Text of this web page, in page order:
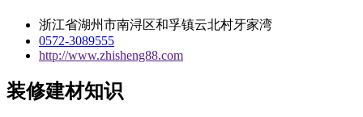
浙江省湖州市南浔区和孚镇云北村牙家湾
0572-3089555
http://www.zhisheng88.com
装修建材知识